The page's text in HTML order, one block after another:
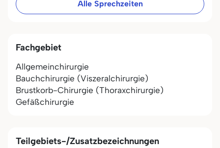
Alle Sprechzeiten
Fachgebiet
Allgemeinchirurgie
Bauchchirurgie (Viszeralchirurgie)
Brustkorb-Chirurgie (Thoraxchirurgie)
Gefäßchirurgie
Teilgebiets-/Zusatzbezeichnungen